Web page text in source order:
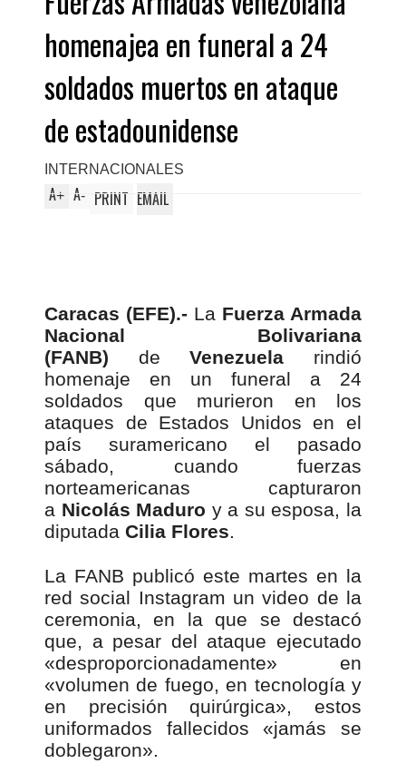
homenajea en funeral a 24
soldados muertos en ataque
de estadounidense
INTERNACIONALES
A+ A- PRINT EMAIL
Caracas (EFE).- La Fuerza Armada
Nacional Bolivariana
(FANB) deVenezuela rindió
homenaje en un funeral a 24
soldados que murieron en los
ataques de Estados Unidos en el
país suramericano el pasado
sábado, cuando fuerzas
norteamericanas capturaron
a Nicolás Maduro y a su esposa, la
diputada Cilia Flores.
La FANB publicó este martes en la
red social Instagram un video de la
ceremonia, en la que se destacó
que, a pesar del ataque ejecutado
«desproporcionadamente» en
«volumen de fuego, en tecnología y
en precisión quirúrgica», estos
uniformados fallecidos «jamás se
doblegaron».